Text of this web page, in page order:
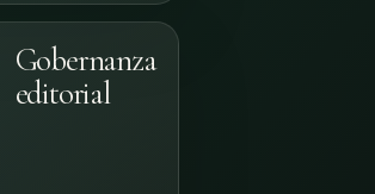
Gobernanza
editorial